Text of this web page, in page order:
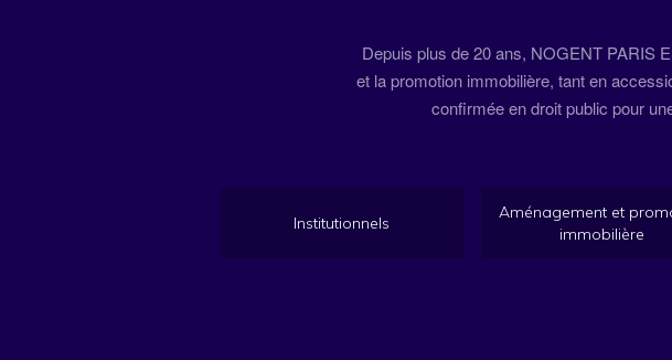
Depuis plus de 20 ans, NOGENT PARIS
et la promotion immobilière, tant en
confirmée en droit public pour
Institutionnels
Aménagement et
immobilière